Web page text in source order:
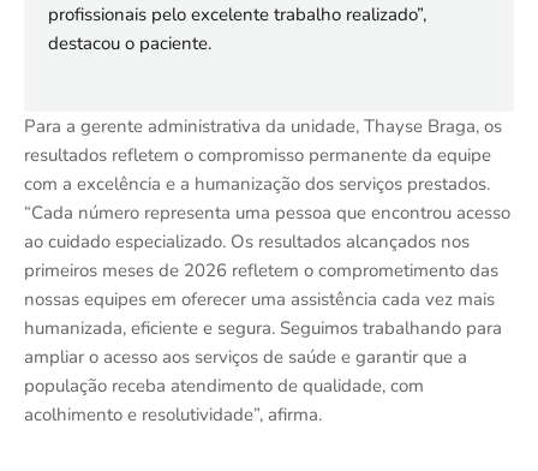
profissionais pelo excelente trabalho realizado”,
destacou o paciente.
Para a gerente administrativa da unidade, Thayse Braga, os
resultados refletem o compromisso permanente da equipe
com a excelência e a humanização dos serviços prestados.
“Cada número representa uma pessoa que encontrou acesso
ao cuidado especializado. Os resultados alcançados nos
primeiros meses de 2026 refletem o comprometimento das
nossas equipes em oferecer uma assistência cada vez mais
humanizada, eficiente e segura. Seguimos trabalhando para
ampliar o acesso aos serviços de saúde e garantir que a
população receba atendimento de qualidade, com
acolhimento e resolutividade”, afirma.